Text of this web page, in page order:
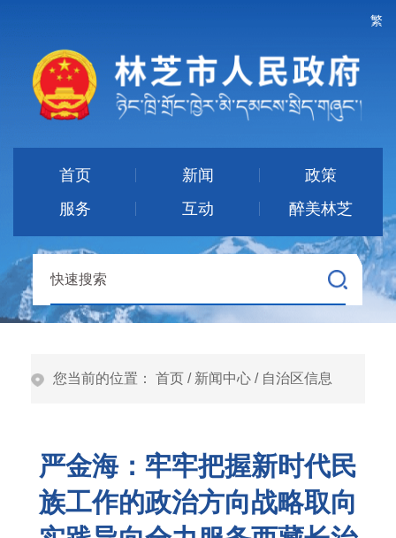
繁
首页 新闻
政策
服务
互动 醉美林芝
您当前的位置： 首页 / 新闻中心 / 自治区信息
严金海：牢牢把握新时代民
族工作的政治方向战略取向